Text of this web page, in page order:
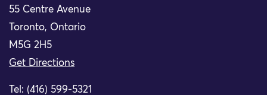
55 Centre Avenue
Toronto, Ontario
M5G 2H5
Get Directions
Tel: (416) 599-5321